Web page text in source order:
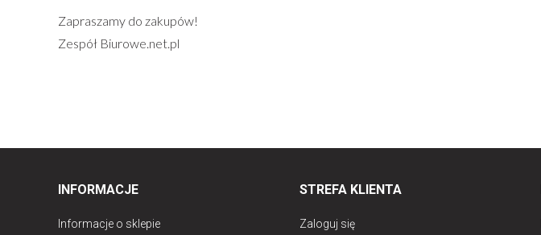
Zapraszamy do zakupów!
Zespół Biurowe.net.pl
INFORMACJE
Informacje o sklepie
STREFA KLIENTA
Zaloguj się